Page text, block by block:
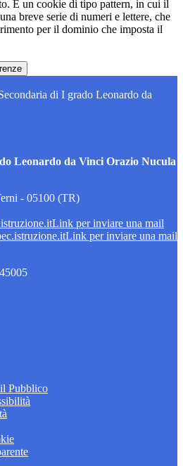
È un cookie di tipo pattern, in cui il
breve serie di numeri e lettere, che
per il dominio che imposta il
di I grado Leonardo da
Leonardo da Vinci Orazio Nucula
- 05100 (TR)
Link per inviare una mail
Link per inviare una mail
Pubblico